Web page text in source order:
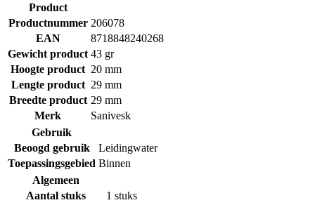
Product
Productnummer 206078
EAN
8718848240268
Gewicht product 43 gr
Hoogte product 20 mm
Lengte product 29 mm
Breedte product 29 mm
Merk
Sanivesk
Gebruik
Beoogd gebruik
Leidingwater
Toepassingsgebied Binnen
Algemeen
Aantal stuks
1 stuks